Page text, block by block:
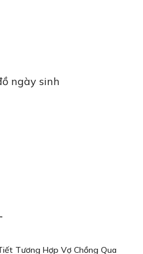
ngày sinh
Tương Hợp Vợ Chồng Qua